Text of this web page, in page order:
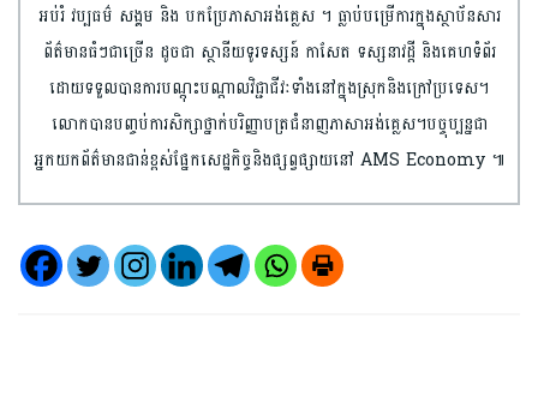
អប់រំ វប្បធម៌ សង្គម និង បកប្រែភាសាអង់គ្លេស ។ ធ្លាប់បម្រើការក្នុងស្ថាប័នសារ
ព័ត៌មានធំៗជាច្រើន ដូចជា ស្ថានីយទូរទស្សន៍ កាសែត ទស្សនាវដ្តី និងគេហទំព័រ
ដោយទទួលបានការបណ្តុះបណ្តាលវិជ្ជាជីវៈទាំងនៅក្នុងស្រុកនិងក្រៅប្រទេស។
លោកបានបញ្ចប់ការសិក្សាថ្នាក់បរិញ្ញាបត្រជំនាញភាសាអង់គ្លេស។បច្ចុប្បន្នជា
អ្នកយកព័ត៌មានជាន់ខ្ពស់ផ្នែកសេដ្ឋកិច្ចនិង​ផ្សព្វផ្សាយនៅ AMS Economy ៕